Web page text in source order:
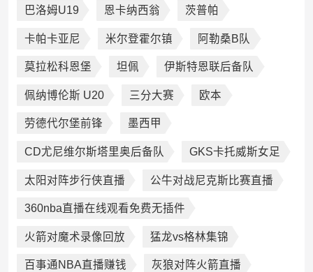
巴洛姆U19 恩卡纳西翁 茨普帕
卡帕卡亚尼 米尔登霍尔镇 阿勒桑B队
莫拉松科恩堡 坦佩 伊斯特恩联后备队
佩纳博伦斯 U20 三分大赛 欧本
劳德代尔堡前锋 墨西甲
CD尤尼维尔斯塔里奥后备队 GKS卡托威斯女足
太阳对阵步行侠直播 公牛对战尼克斯比赛直播
360nba直播在线观看免费无插件
火箭对魔术录像回放 猛龙vs格林集锦
百事通NBA直播赚钱 灰狼对阵火箭直播